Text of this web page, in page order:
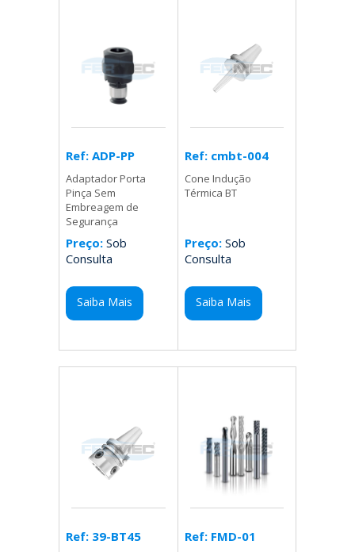
Ref: ADP-PP
Adaptador Porta
Pinça Sem
Embreagem de
Segurança
Preço: Sob
Consulta
Saiba Mais
Ref: cmbt-004
Cone Indução
Térmica BT
Preço:Sob
Consulta
Saiba Mais
Ref: 39-BT45 Ref: FMD-01